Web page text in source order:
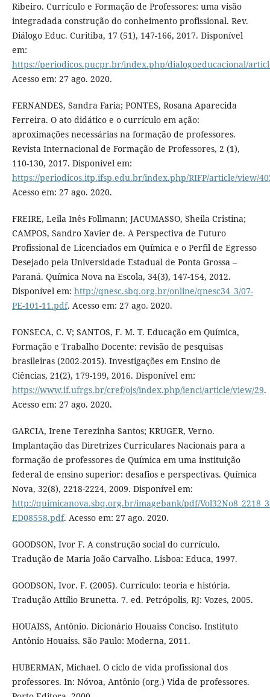
Ribeiro. Currículo e Formação de Professores: uma visão
integradada construção do conheimento profissional. Rev.
Diálogo Educ. Curitiba, 17 (51), 147-166, 2017. Disponível
em:
https://periodicos.pucpr.br/index.php/dialogoeducacional/
Acesso em: 27 ago. 2020.
FERNANDES, Sandra Faria; PONTES, Rosana Aparecida
Ferreira. O ato didático e o currículo em ação:
aproximações necessárias na formação de professores.
Revista Internacional de Formação de Professores, 2 (1),
110-130, 2017. Disponível em:
https://periodicos.itp.ifsp.edu.br/index.php/RIFP/article/view/
Acesso em: 27 ago. 2020.
FREIRE, Leila Inês Follmann; JACUMASSO, Sheila Cristina;
CAMPOS, Sandro Xavier de. A Perspectiva de Futuro
Profissional de Licenciados em Química e o Perfil de Egresso
Desejado pela Universidade Estadual de Ponta Grossa –
Paraná. Química Nova na Escola, 34(3), 147-154, 2012.
Disponível em: http://qnesc.sbq.org.br/online/qnesc34_3/07-
PE-101-11.pdf. Acesso em: 27 ago. 2020.
FONSECA, C. V; SANTOS, F. M. T. Educação em Química,
Formação e Trabalho Docente: revisão de pesquisas
brasileiras (2002-2015). Investigações em Ensino de
Ciências, 21(2), 179-199, 2016. Disponível em:
https://www.if.ufrgs.br/cref/ojs/index.php/ienci/article/view/29.
Acesso em: 27 ago. 2020.
GARCIA, Irene Terezinha Santos; KRUGER, Verno.
Implantação das Diretrizes Curriculares Nacionais para a
formação de professores de Química em uma instituição
federal de ensino superior: desafios e perspectivas. Química
Nova, 32(8), 2218-2224, 2009. Disponível em:
http://quimicanova.sbq.org.br/imagebank/pdf/
ED08558.pdf. Acesso em: 27 ago. 2020.
GOODSON, Ivor F. A construção social do currículo.
Tradução de Maria João Carvalho. Lisboa: Educa, 1997.
GOODSON, Ivor. F. (2005). Currículo: teoria e história.
Tradução Attílio Brunetta. 7. ed. Petrópolis, RJ: Vozes, 2005.
HOUAISS, Antônio. Dicionário Houaiss Conciso. Instituto
Antônio Houaiss. São Paulo: Moderna, 2011.
HUBERMAN, Michael. O ciclo de vida profissional dos
professores. In: Nóvoa, Antônio (org.) Vida de professores.